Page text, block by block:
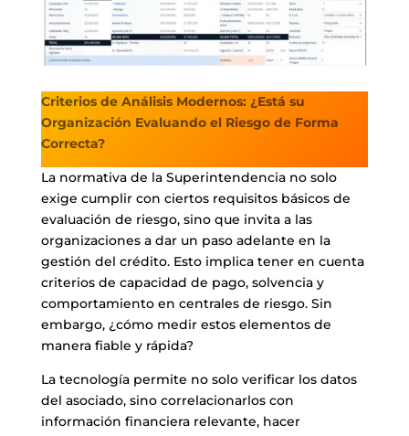
Criterios de Análisis Modernos: ¿Está su
Organización Evaluando el Riesgo de Forma
Correcta?
La normativa de la Superintendencia no solo
exige cumplir con ciertos requisitos básicos de
evaluación de riesgo, sino que invita a las
organizaciones a dar un paso adelante en la
gestión del crédito. Esto implica tener en cuenta
criterios de capacidad de pago, solvencia y
comportamiento en centrales de riesgo. Sin
embargo, ¿cómo medir estos elementos de
manera fiable y rápida?
La tecnología permite no solo verificar los datos
del asociado, sino correlacionarlos con
información financiera relevante, hacer